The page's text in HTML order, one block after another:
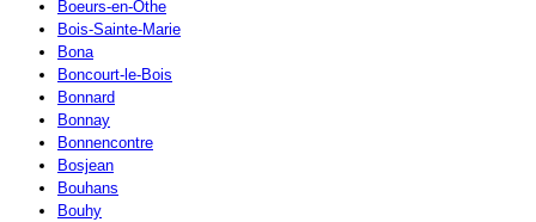
Boeurs-en-Othe
Bois-Sainte-Marie
Bona
Boncourt-le-Bois
Bonnard
Bonnay
Bonnencontre
Bosjean
Bouhans
Bouhy